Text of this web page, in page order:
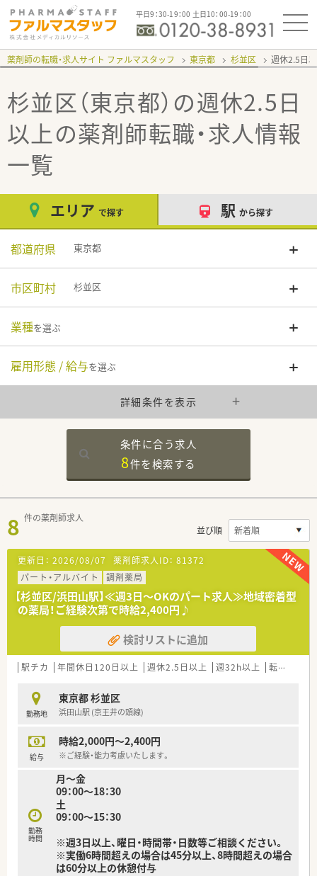
平日9：30-19：00 土日10：00-19：00
薬剤師の転職・求人サイト ファルマスタッフ 東京都 杉並区 週休2.5日
杉並区（東京都）の週休2.5日
以上の薬剤師転職・求人情報
一覧
エリア で探す 駅 から探す
都道府県 東京都
市区町村 杉並区
業種を選ぶ
雇用形態 / 給与を選ぶ
詳細条件を表示
条件に合う求人
8件を検索する
8 件の薬剤師求人
並び順
更新日： 2026/08/07 薬剤師求人ID： 81372
パート・アルバイト
調剤薬局
【杉並区/浜田山駅】≪週3日～OKのパート求人≫地域密着型
の薬局！ご経験次第で時給2,400円♪
検討リストに追加
駅チカ 年間休日120日以上 週休2.5日以上 週32h以上 転勤なし
勤務地
東京都 杉並区
浜田山駅 (京王井の頭線)
給与
時給2,000円～2,400円
※ご経験・能力考慮いたします。
勤務
時間
月～金
09：00～18：30
土
09：00～15：30
※週3日以上、曜日・時間帯・日数等ご相談ください。
※実働6時間超えの場合は45分以上、8時間超えの場合
は60分以上の休憩付与